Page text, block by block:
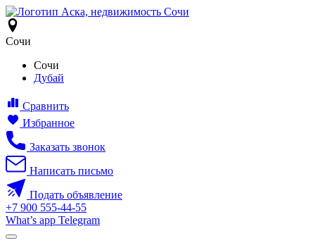
Сочи
Сочи
Дубай
Сравнить
Избранное
Заказать звонок
Написать письмо
Подать объявление
+7 900 555-44-55
What’s app Telegram